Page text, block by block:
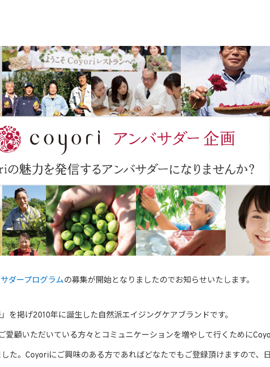
ダープログラムの募集が開始となりましたのでお知らせいたします。
を掲げ2010年に誕生した自然派エイジングケアブランドです。
愛顧いただいている方々とコミュニケーションを増やして行くために
た。Coyoriにご興味のある方であればどなたでもご登録頂けますので、